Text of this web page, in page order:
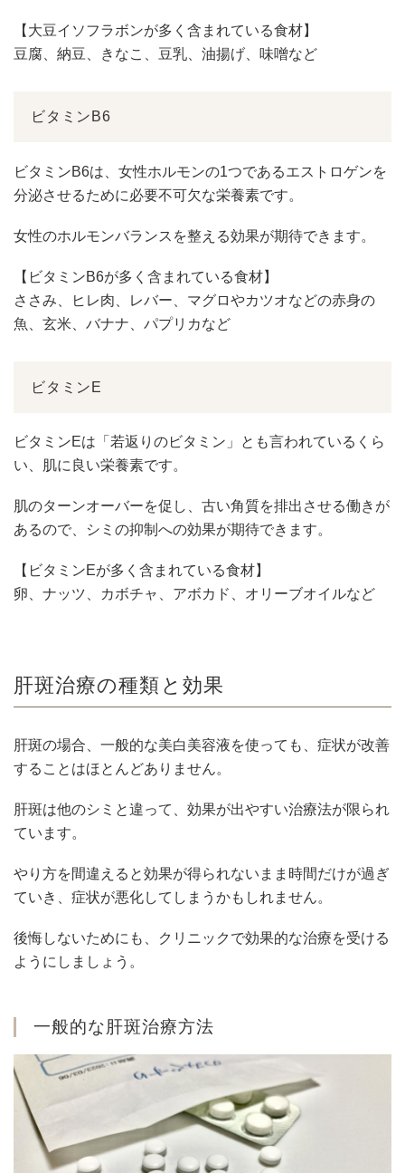
【大豆イソフラボンが多く含まれている食材】
豆腐、納豆、きなこ、豆乳、油揚げ、味噌など
ビタミンB6
ビタミンB6は、女性ホルモンの1つであるエストロゲンを
分泌させるために必要不可欠な栄養素です。
女性のホルモンバランスを整える効果が期待できます。
【ビタミンB6が多く含まれている食材】
ささみ、ヒレ肉、レバー、マグロやカツオなどの赤身の
魚、玄米、バナナ、パプリカなど
ビタミンE
ビタミンEは「若返りのビタミン」とも言われているくら
い、肌に良い栄養素です。
肌のターンオーバーを促し、古い角質を排出させる働きが
あるので、シミの抑制への効果が期待できます。
【ビタミンEが多く含まれている食材】
卵、ナッツ、カボチャ、アボカド、オリーブオイルなど
肝斑治療の種類と効果
肝斑の場合、一般的な美白美容液を使っても、症状が改善
することはほとんどありません。
肝斑は他のシミと違って、効果が出やすい治療法が限られ
ています。
やり方を間違えると効果が得られないまま時間だけが過ぎ
ていき、症状が悪化してしまうかもしれません。
後悔しないためにも、クリニックで効果的な治療を受ける
ようにしましょう。
一般的な肝斑治療方法